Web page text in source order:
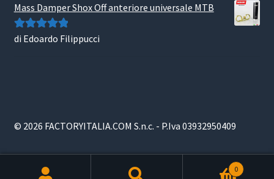
Mass Damper Shox Off anteriore universale MTB
Valutato5su
di Edoardo Filippucci
© 2026 FACTORYITALIA.COM S.n.c. - P.Iva 03932950409
0